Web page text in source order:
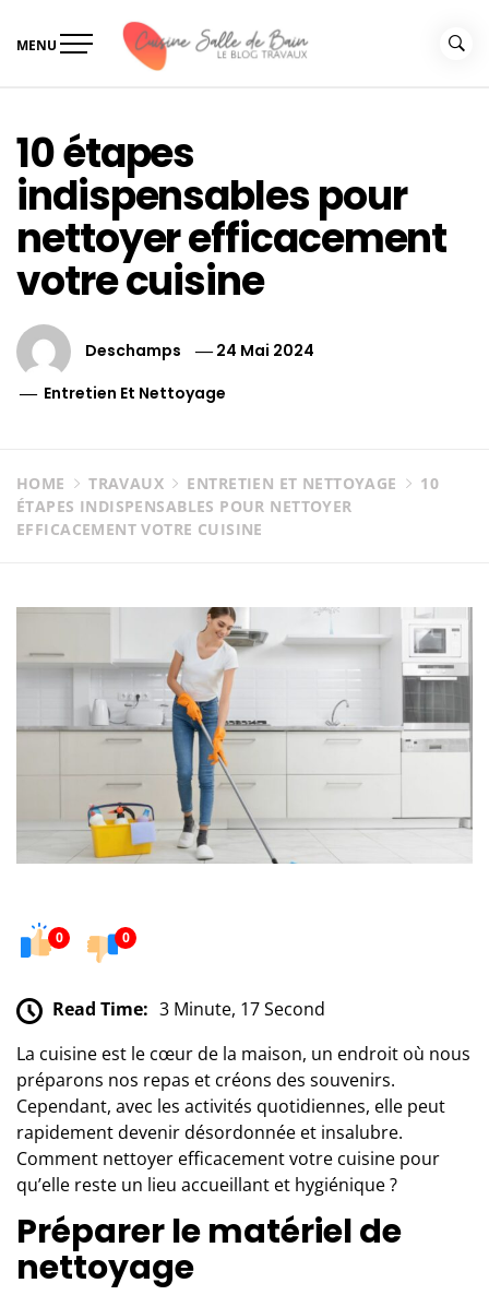
MENU
10 étapes
indispensables pour
nettoyer efficacement
votre cuisine
Deschamps
24 Mai 2024
Entretien Et Nettoyage
HOME TRAVAUX ENTRETIEN ET NETTOYAGE
10
ÉTAPES INDISPENSABLES POUR NETTOYER
EFFICACEMENT VOTRE CUISINE
0 0
Read Time: 3 Minute, 17 Second
La cuisine est le cœur de la maison, un endroit où nous
préparons nos repas et créons des souvenirs.
Cependant, avec les activités quotidiennes, elle peut
rapidement devenir désordonnée et insalubre.
Comment nettoyer efficacement votre cuisine pour
qu’elle reste un lieu accueillant et hygiénique ?
Préparer le matériel de
nettoyage